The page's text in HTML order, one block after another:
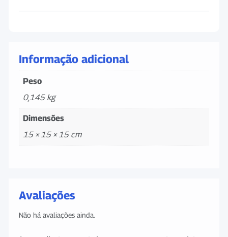
Informação adicional
Peso
0,145 kg
Dimensões
15 × 15 × 15 cm
Avaliações
Não há avaliações ainda.